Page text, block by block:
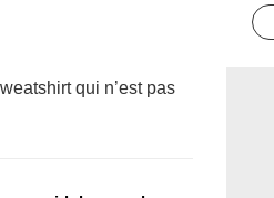
qui n’est pas